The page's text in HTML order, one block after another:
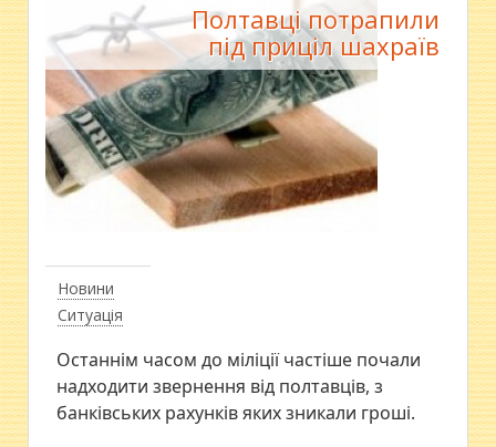
Новини
Ситуація
Полтавці потрапили
під приціл шахраїв
Останнім часом до міліції частіше почали
надходити звернення від полтавців, з
банківських рахунків яких зникали гроші.